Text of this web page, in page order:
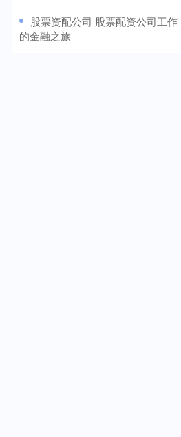
股票资配公司 股票配资公司工
的金融之旅